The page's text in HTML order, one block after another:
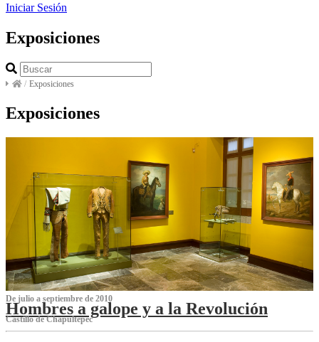
Iniciar Sesión
Exposiciones
/ Exposiciones
Exposiciones
De julio a septiembre de 2010
Hombres a galope y a la Revolución
Castillo de Chapultepec